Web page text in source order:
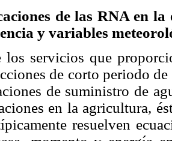
de las RNA en
y variables
los servicios que
de corto periodo
de suministro de
en la agricultura,
resuelven